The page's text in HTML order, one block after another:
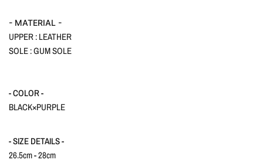
- MATERIAL -
UPPER : LEATHER
SOLE : GUM SOLE
- COLOR -
BLACK×PURPLE
- SIZE DETAILS -
26.5cm - 28cm